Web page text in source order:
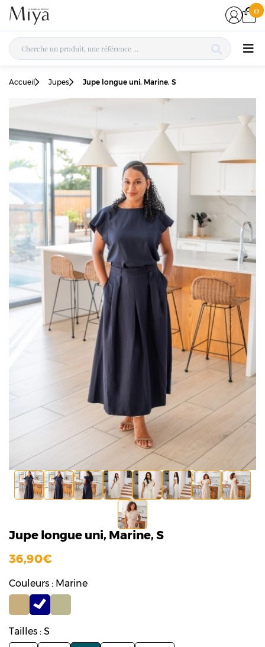
0
Accueil Jupes Jupe longue uni, Marine, S
Jupe longue uni, Marine, S
36,90
Couleurs : Marine
Tailles : S